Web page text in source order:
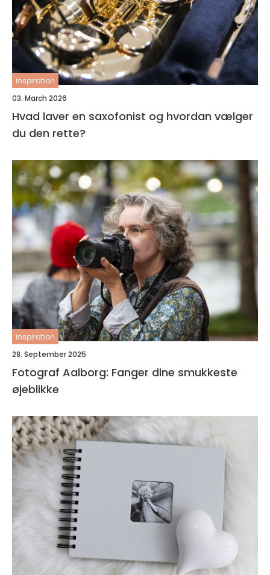
inspiration
03. March 2026
Hvad laver en saxofonist og hvordan vælger
du den rette?
inspiration
28. September 2025
Fotograf Aalborg: Fanger dine smukkeste
øjeblikke